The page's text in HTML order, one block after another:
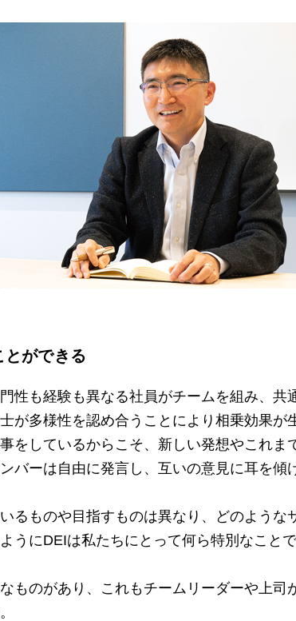
とができる
性も経験も異なる社員がチームを組み、
が多様性を認め合うことにより相乗効果
をしているからこそ、新しい発想やこれ
バーは自由に発言し、互いの意見に耳を傾
るものや目指すものは異なり、どのよう
うにDEIは私たちにとって何ら特別なこと
ものがあり、これもチームリーダーや上